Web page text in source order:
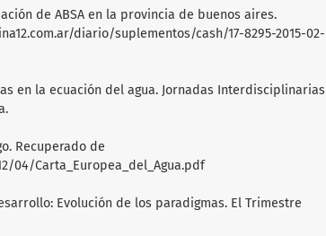
de ABSA en la provincia de buenos aires.
diario/suplementos/cash/17-8295-2015-02-
en la ecuación del agua. Jornadas Interdisciplinarias
Recuperado de
04/Carta_Europea_del_Agua.pdf
Evolución de los paradigmas. El Trimestre